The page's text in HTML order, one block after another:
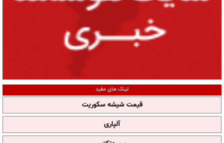
لینک های مفید
قیمت شیشه سکوریت
آلپاری